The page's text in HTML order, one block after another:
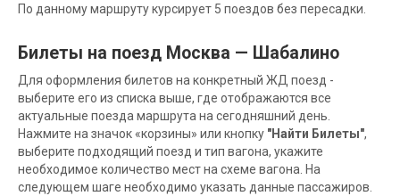
По данному маршруту курсирует 5 поездов без пересадки.
Билеты на поезд Москва — Шабалино
Для оформления билетов на конкретный ЖД поезд -
выберите его из списка выше, где отображаются все
актуальные поезда маршрута на сегодняшний день.
Нажмите на значок «корзины» или кнопку "Найти Билеты",
выберите подходящий поезд и тип вагона, укажите
необходимое количество мест на схеме вагона. На
следующем шаге необходимо указать данные пассажиров.